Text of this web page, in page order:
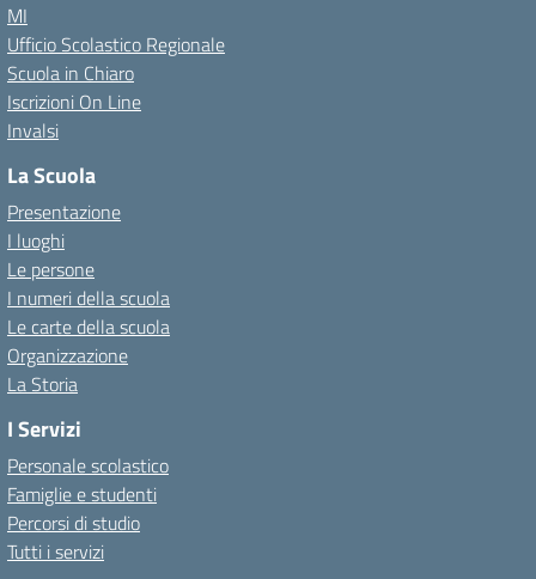
MI
Ufficio Scolastico Regionale
Scuola in Chiaro
Iscrizioni On Line
Invalsi
La Scuola
Presentazione
I luoghi
Le persone
I numeri della scuola
Le carte della scuola
Organizzazione
La Storia
I Servizi
Personale scolastico
Famiglie e studenti
Percorsi di studio
Tutti i servizi